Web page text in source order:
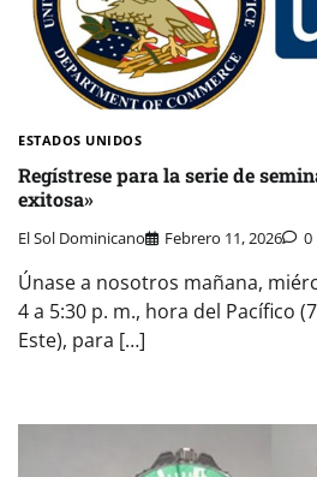
ESTADOS UNIDOS
Regístrese para la serie de
exitosa»
El Sol Dominicano Febrero 11, 2026 0
Únase a nosotros mañana,
4 a 5:30 p. m., hora del Pacífico
Este), para […]